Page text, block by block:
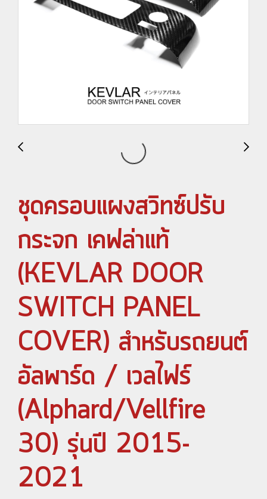
ชุดครอบแผงสวิทซ์ปรับ
กระจก เคฟล่าแท้
(KEVLAR DOOR
SWITCH PANEL
COVER) สำหรับรถยนต์
อัลพาร์ด / เวลไฟร์
(Alphard/Vellfire
30) รุ่นปี 2015-
2021